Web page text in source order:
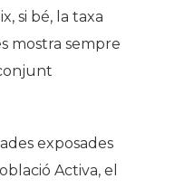
si bé, la taxa
mostra sempre
exposades
Activa, el